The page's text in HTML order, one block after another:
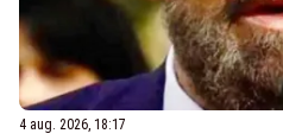
4 aug. 2026, 18:17